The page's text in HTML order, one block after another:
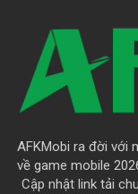
AFKMobi ra đời với
về game mobile
Cập nhật link tải